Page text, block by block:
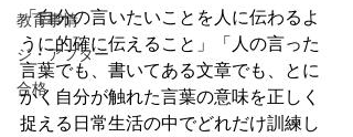
教育事情
ジ・アフター
合格
「自分の言いたいことを人に伝わるよ
うに的確に伝えること」「人の言った
言葉でも、書いてある文章でも、とに
かく自分が触れた言葉の意味を正しく
捉える日常生活の中でどれだけ訓練し